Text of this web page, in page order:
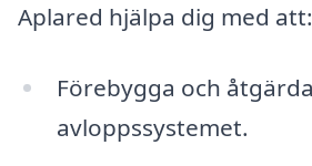
Aplared hjälpa dig med att:
Förebygga och
avloppssystemet.